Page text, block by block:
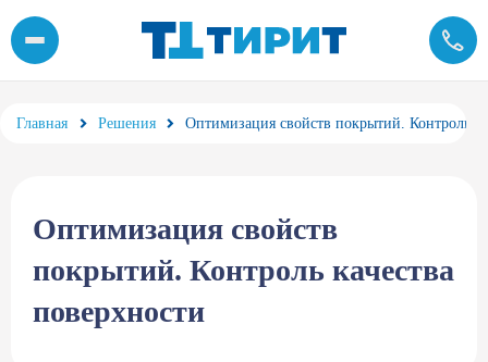
Главная Решения Оптимизация свойств покрытий. Контроль
Оптимизация свойств
покрытий. Контроль качества
поверхности